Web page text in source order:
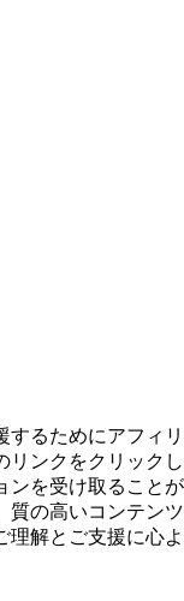
するためにアフィリ
リンクをクリックし
ンを受け取ることが
質の高いコンテンツ
理解とご支援に心よ